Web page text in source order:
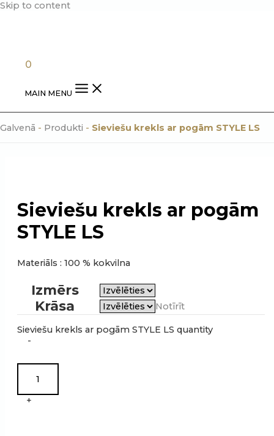
Skip to content
0
MAIN MENU
Galvenā - Produkti - Sieviešu krekls ar pogām STYLE LS
Sieviešu krekls ar pogām
STYLE LS
Materiāls : 100 % kokvilna
Izmērs
Krāsa
Notīrīt
Sieviešu krekls ar pogām STYLE LS quantity
-
+